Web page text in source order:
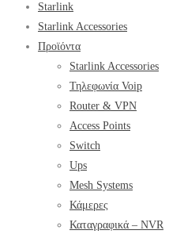
Starlink
Starlink Accessories
Προϊόντα
Starlink Accessories
Τηλεφωνία Voip
Router & VPN
Access Points
Switch
Ups
Mesh Systems
Κάμερες
Καταγραφικά – NVR